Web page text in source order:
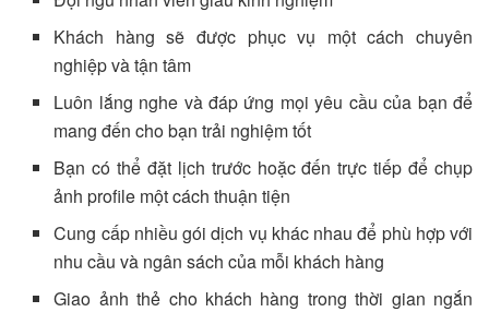
Khách hàng sẽ được phục vụ một cách chuyên
nghiệp và tận tâm
Luôn lắng nghe và đáp ứng mọi yêu cầu của bạn để
mang đến cho bạn trải nghiệm tốt
Bạn có thể đặt lịch trước hoặc đến trực tiếp để chụp
ảnh profile một cách thuận tiện
Cung cấp nhiều gói dịch vụ khác nhau để phù hợp với
nhu cầu và ngân sách của mỗi khách hàng
Giao ảnh thẻ cho khách hàng trong thời gian ngắn